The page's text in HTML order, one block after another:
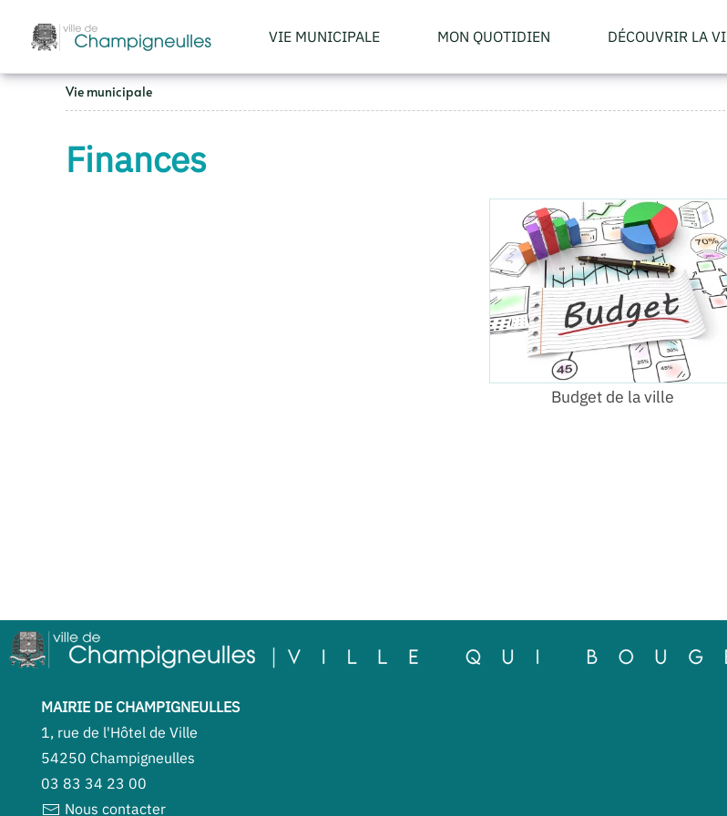
Accéder au contenu principal
VIE MUNICIPALE MON QUOTIDIEN DÉCOUVRIR LA
Vie municipale
Finances
Budget de la ville
MAIRIE DE CHAMPIGNEULLES
1, rue de l'Hôtel de Ville
54250 Champigneulles
03 83 34 23 00
Nous contacter